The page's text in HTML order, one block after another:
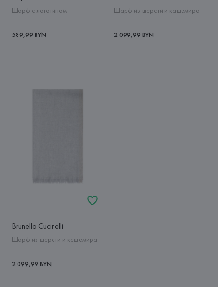
Шарф с логотипом
589,99 BYN
Шарф из шерсти и кашемира
2 099,99 BYN
Brunello Cucinelli
Шарф из шерсти и кашемира
2 099,99 BYN